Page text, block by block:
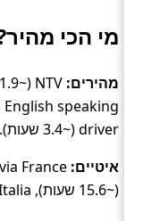
מי הכי
מהירים:
speaking
driver (~3.4 שעות).
איטיים:
(~15.6 שעות), AeroItalia (~15.2 שעות).